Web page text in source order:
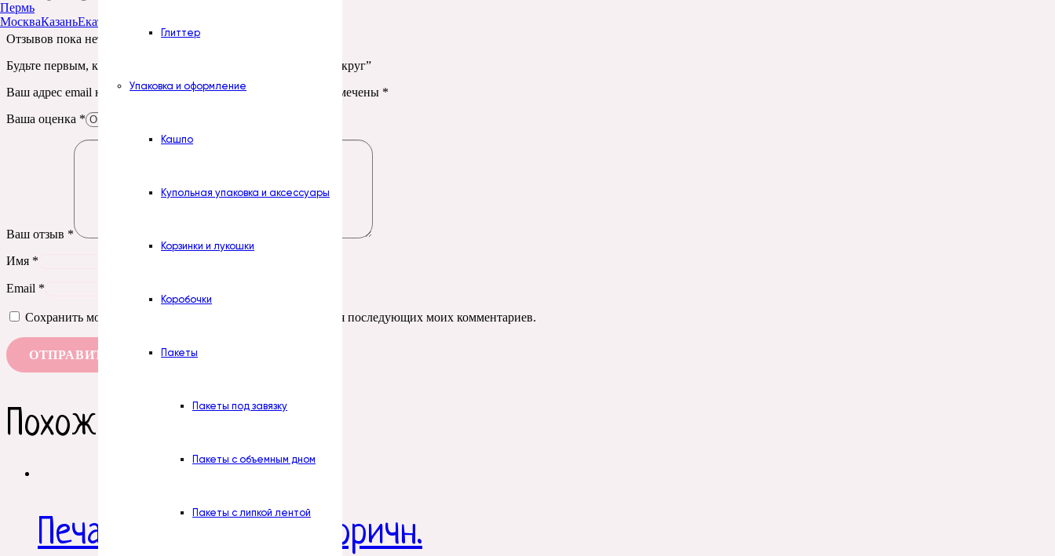
Глиттер
Упаковка и оформление
Кашпо
Купольная упаковка и аксессуары
Корзинки и лукошки
Коробочки
Пакеты
Пакеты под завязку
Пакеты с объемным дном
Пакеты с липкой лентой
Пермь
МоскваКазаньЕкатеринбург
Отзывов пока нет.
Будьте первым, кто оставил отзыв на “Печать. № 421. 8 марта круг”
Ваш адрес email не будет опубликован. Обязательные поля помечены *
Ваша оценка *
Ваш отзыв *
Имя *
Email *
Сохранить моё имя, email и адрес сайта в этом браузере для последующих моих комментариев.
Похожие товары
Печать. № 6. Виски коричн.